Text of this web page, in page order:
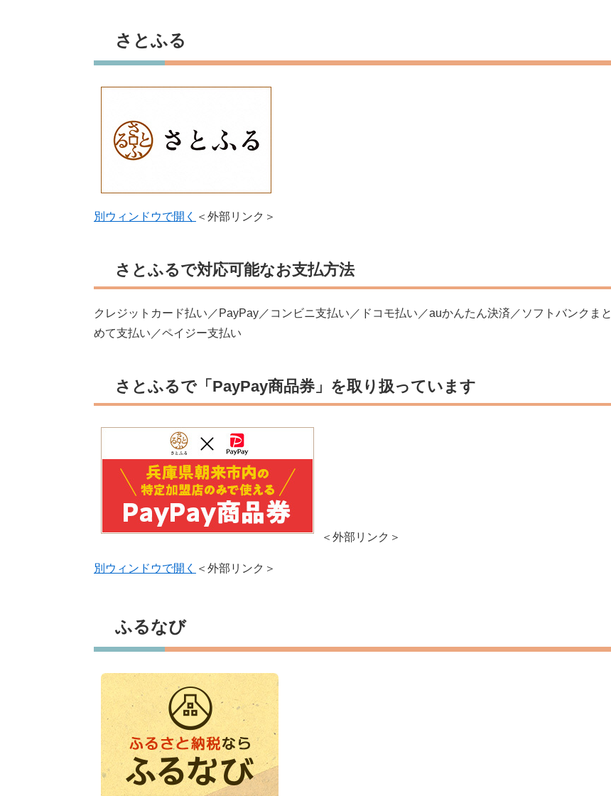
さとふる
別ウィンドウで開く ＜外部リンク＞
さとふるで対応可能なお支払方法
クレジットカード払い／PayPay／コンビニ支払い／ドコモ払い／auかんたん決済／ソフトバンクまと
めて支払い／ペイジー支払い
さとふるで「PayPay商品券」を取り扱っています
＜外部リンク＞
別ウィンドウで開く ＜外部リンク＞
ふるなび